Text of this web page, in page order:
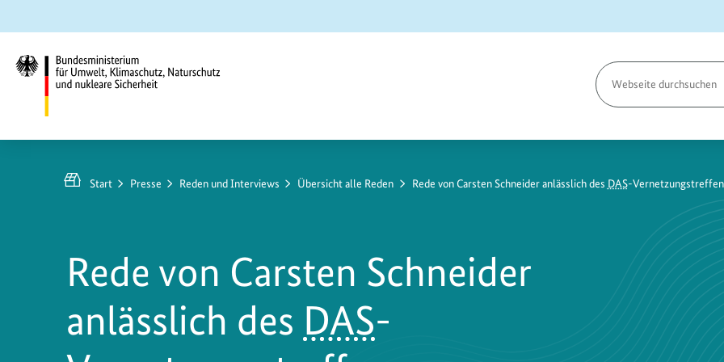
Hauptinhalt
springen
Suche
springen
Hauptnavigation
springen
Umwelt,
Klimaschutz,
Sicherheit
Seite
durchsuchen
Start Presse Reden und Interviews Übersicht alle Reden Rede von Carsten Schneider anlässlich des DAS-
Rede von Carsten Schneider
anlässlich des DAS-